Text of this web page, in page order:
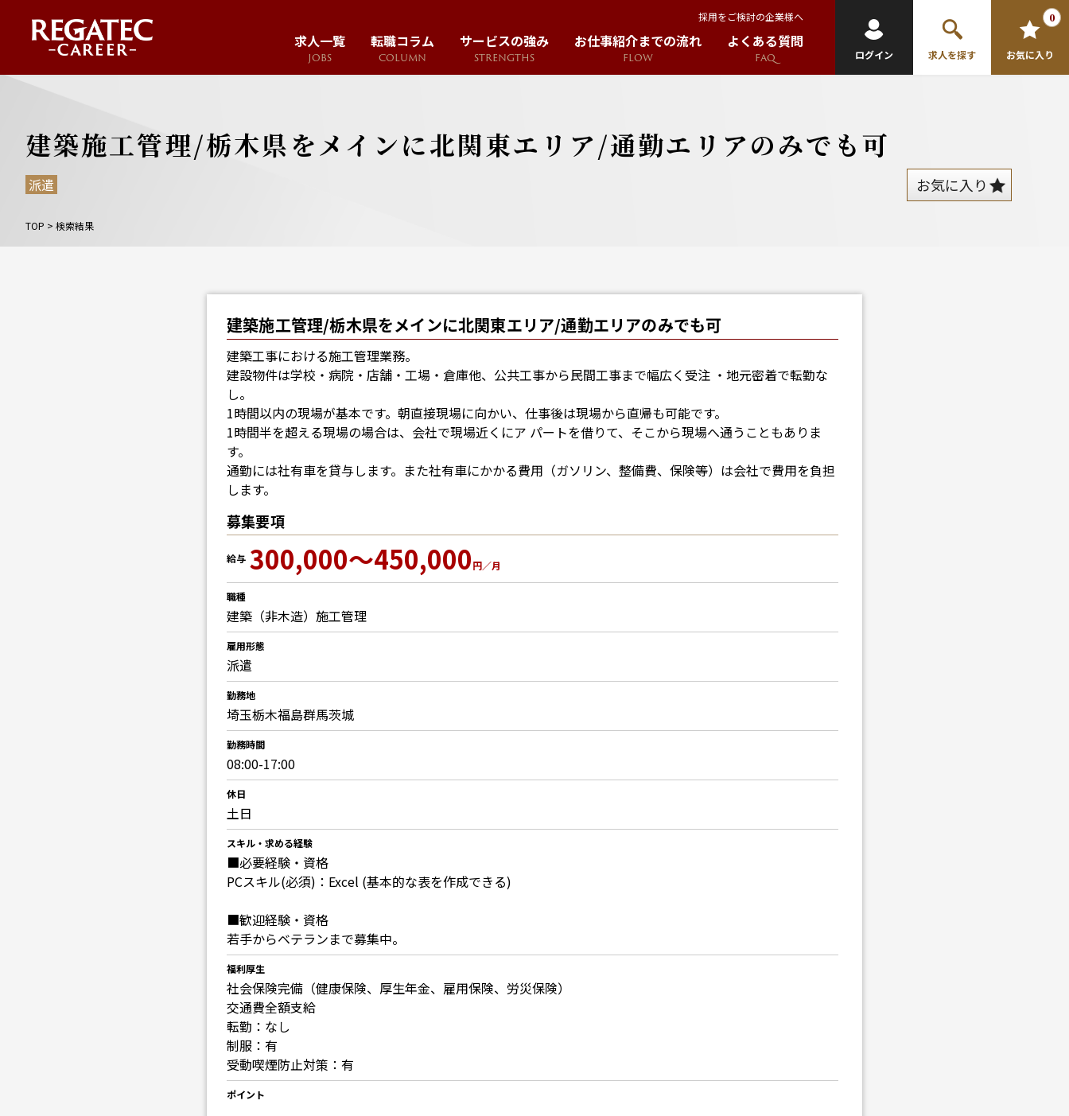
採用をご検討の企業様へ
求人一覧
JOBS
転職コラム
COLUMN
サービスの強み
STRENGTHS
お仕事紹介までの流れ
FLOW
よくある質問
FAQ ログイン 求人を探す お気に入り
0
建築施工管理/栃木県をメインに北関東エリア/通勤エリアのみでも可
派遣 お気に入り
TOP > 検索結果
建築施工管理/栃木県をメインに北関東エリア/通勤エリアのみでも可
建築工事における施工管理業務。
建設物件は学校・病院・店舗・工場・倉庫他、公共工事から民間工事まで幅広く受注 ・地元密着で転勤な
し。
1時間以内の現場が基本です。朝直接現場に向かい、仕事後は現場から直帰も可能です。
1時間半を超える現場の場合は、会社で現場近くにア パートを借りて、そこから現場へ通うこともありま
す。
通勤には社有車を貸与します。また社有車にかかる費用（ガソリン、整備費、保険等）は会社で費用を負担
します。
募集要項
給与 300,000～450,000円／月
職種
建築（非木造）施工管理
雇用形態
派遣
勤務地
埼玉栃木福島群馬茨城
勤務時間
08:00-17:00
休日
土日
スキル・求める経験
■必要経験・資格
PCスキル(必須)：Excel (基本的な表を作成できる)
■歓迎経験・資格
若手からベテランまで募集中。
福利厚生
社会保険完備（健康保険、厚生年金、雇用保険、労災保険）
交通費全額支給
転勤：なし
制服：有
受動喫煙防止対策：有
ポイント